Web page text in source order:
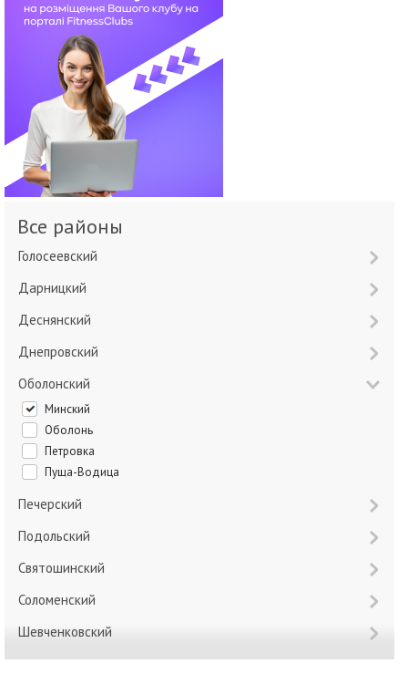
Все районы
Голосеевский
Дарницкий
Деснянский
Днепровский
Оболонский
Минский
Оболонь
Петровка
Пуща-Водица
Печерский
Подольский
Святошинский
Соломенский
Шевченковский